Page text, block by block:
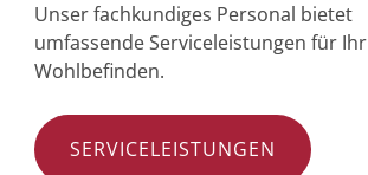
Unser fachkundiges Personal bietet
umfassende Serviceleistungen für Ihr
Wohlbefinden.
SERVICELEISTUNGEN